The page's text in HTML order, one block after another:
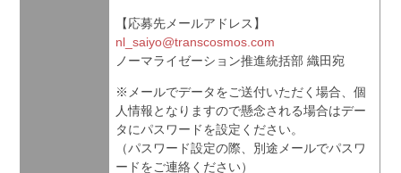
【応募先メールアドレス】
nl_saiyo@transcosmos.com
ノーマライゼーション推進統括部 織田宛
※メールでデータをご送付いただく場合、個
人情報となりますので懸念される場合はデー
タにパスワードを設定ください。
（パスワード設定の際、別途メールでパスワ
ードをご連絡ください）